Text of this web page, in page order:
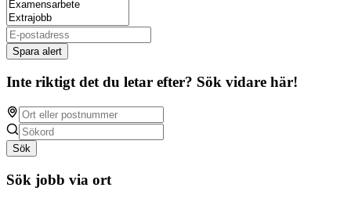
Spara alert
Inte riktigt det du letar efter? Sök vidare här!
Sök
Sök jobb via ort